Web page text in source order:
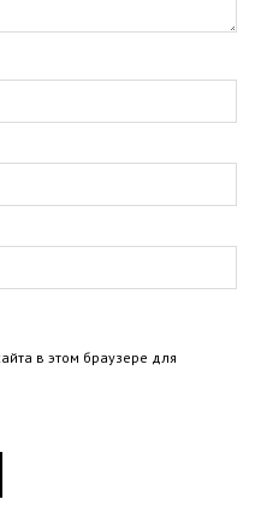
в этом браузере для